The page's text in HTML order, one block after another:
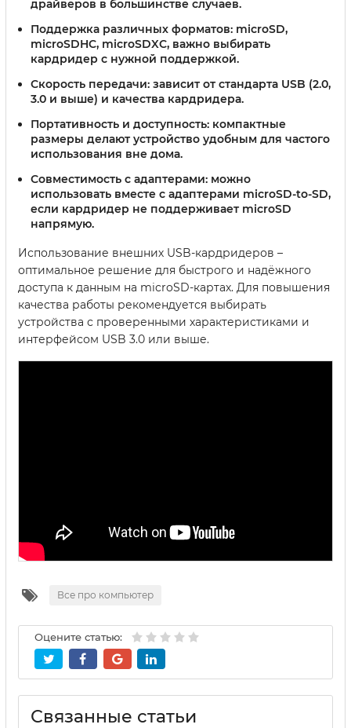
драйверов в большинстве случаев.
Поддержка различных форматов: microSD,
microSDHC, microSDXC, важно выбирать
кардридер с нужной поддержкой.
Скорость передачи: зависит от стандарта USB (2.0,
3.0 и выше) и качества кардридера.
Портативность и доступность: компактные
размеры делают устройство удобным для частого
использования вне дома.
Совместимость с адаптерами: можно
использовать вместе с адаптерами microSD-to-SD,
если кардридер не поддерживает microSD
напрямую.
Использование внешних USB-кардридеров –
оптимальное решение для быстрого и надёжного
доступа к данным на microSD-картах. Для повышения
качества работы рекомендуется выбирать
устройства с проверенными характеристиками и
интерфейсом USB 3.0 или выше.
Все про компьютер
Оцените статью:
Связанные статьи